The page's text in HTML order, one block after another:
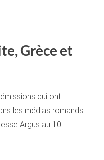
Grèce et
qui ont
les médias romands
Argus au 10